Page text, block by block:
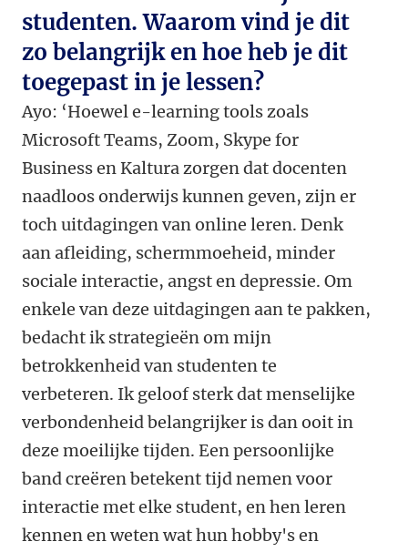
studenten. Waarom vind je dit
zo belangrijk en hoe heb je dit
toegepast in je lessen?
Ayo: ‘Hoewel e-learning tools zoals
Microsoft Teams, Zoom, Skype for
Business en Kaltura zorgen dat docenten
naadloos onderwijs kunnen geven, zijn er
toch uitdagingen van online leren. Denk
aan afleiding, schermmoeheid, minder
sociale interactie, angst en depressie. Om
enkele van deze uitdagingen aan te pakken,
bedacht ik strategieën om mijn
betrokkenheid van studenten te
verbeteren. Ik geloof sterk dat menselijke
verbondenheid belangrijker is dan ooit in
deze moeilijke tijden. Een persoonlijke
band creëren betekent tijd nemen voor
interactie met elke student, en hen leren
kennen en weten wat hun hobby's en